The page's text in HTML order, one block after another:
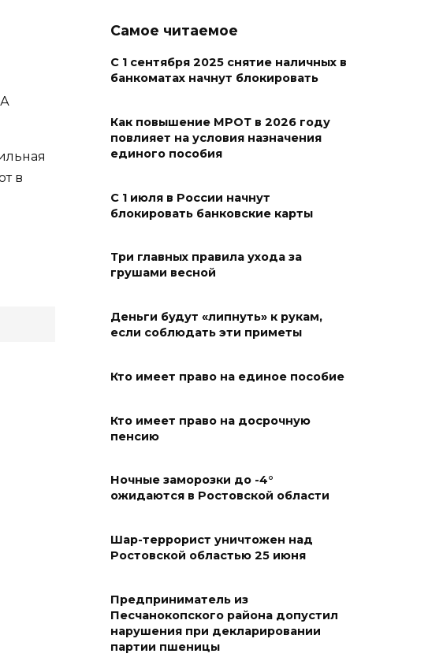
в
05 августа 2026 18:35
Молодые инженеры
05 августа 2026 18:32
05 августа 2026 18:32
Футбольный разгром в Кубке
России
Огненный шторм во дворе
05 августа 2026 18:29
Подготовка к школе
05 августа 2026 18:27
Жеребьевка политических
партий
05 августа 2026 18:25
режиме
05 августа 2026 18:21
Самое читаемое
С 1 сентября 2025 снятие наличных в
банкоматах начнут блокировать
Как повышение МРОТ в 2026 году
повлияет на условия назначения
единого пособия
С 1 июля в России начнут
блокировать банковские карты
Три главных правила ухода за
грушами весной
Деньги будут «липнуть» к рукам,
если соблюдать эти приметы
Кто имеет право на единое пособие
Кто имеет право на досрочную
пенсию
Ночные заморозки до -4°
ожидаются в Ростовской области
Шар-террорист уничтожен над
Ростовской областью 25 июня
Предприниматель из
Песчанокопского района допустил
нарушения при декларировании
партии пшеницы